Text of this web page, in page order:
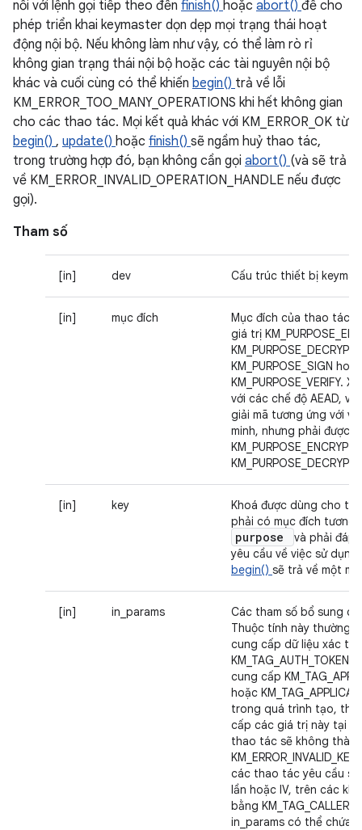
nối với lệnh gọi tiếp theo đến finish() hoặc abort() để cho
phép triển khai keymaster dọn dẹp mọi trạng thái hoạt
động nội bộ. Nếu không làm như vậy, có thể làm rò rỉ
không gian trạng thái nội bộ hoặc các tài nguyên nội bộ
khác và cuối cùng có thể khiến begin() trả về lỗi
KM_ERROR_TOO_MANY_OPERATIONS khi hết không gian
cho các thao tác. Mọi kết quả khác với KM_ERROR_OK từ
begin() , update() hoặc finish() sẽ ngầm huỷ thao tác,
trong trường hợp đó, bạn không cần gọi abort() (và sẽ trả
về KM_ERROR_INVALID_OPERATION_HANDLE nếu được
gọi).
Tham số
[in] dev Cấu trúc thiết bị
[in] mục đích
Mục đích của thao tác,
giá trị
KM_PURPOSE_DECRYPT,
KM_PURPOSE_SIGN hoặc
KM_PURPOSE_VERIFY.
với các chế độ AEAD,
giải mã tương ứng với
minh, nhưng phải được
KM_PURPOSE_ENCRYPT
KM_PURPOSE_DECRYPT.
[in] key
Khoá được dùng cho
phải có mục đích tương
purpose
và phải đáp
yêu cầu về việc sử
begin() sẽ trả về một
[in] in_params
Các tham số bổ sung
Thuộc tính này thường
cung cấp dữ liệu xác
KM_TAG_AUTH_TOKEN.
cung cấp
hoặc
trong quá trình tạo, thì
cấp các giá trị này tại
thao tác sẽ không
các thao tác yêu cầu
lần hoặc IV, trên các
bằng
in_params có thể chứa